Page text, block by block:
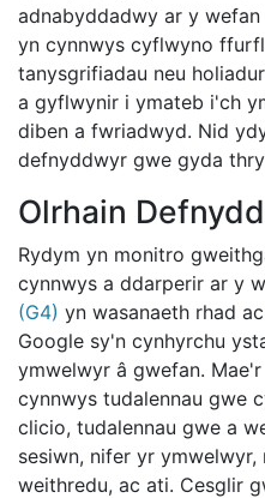
adnabyddadwy ar y
yn cynnwys cyflwyno
tanysgrifiadau neu
a gyflwynir i ymateb i'ch
diben a fwriadwyd. Nid
defnyddwyr gwe gyda
Olrhain
Rydym yn monitro
cynnwys a ddarperir ar y
(G4) yn wasanaeth rhad
Google sy'n cynhyrchu
ymwelwyr â gwefan.
cynnwys tudalennau gwe
clicio, tudalennau gwe a
sesiwn, nifer yr
weithredu, ac ati. Cesglir